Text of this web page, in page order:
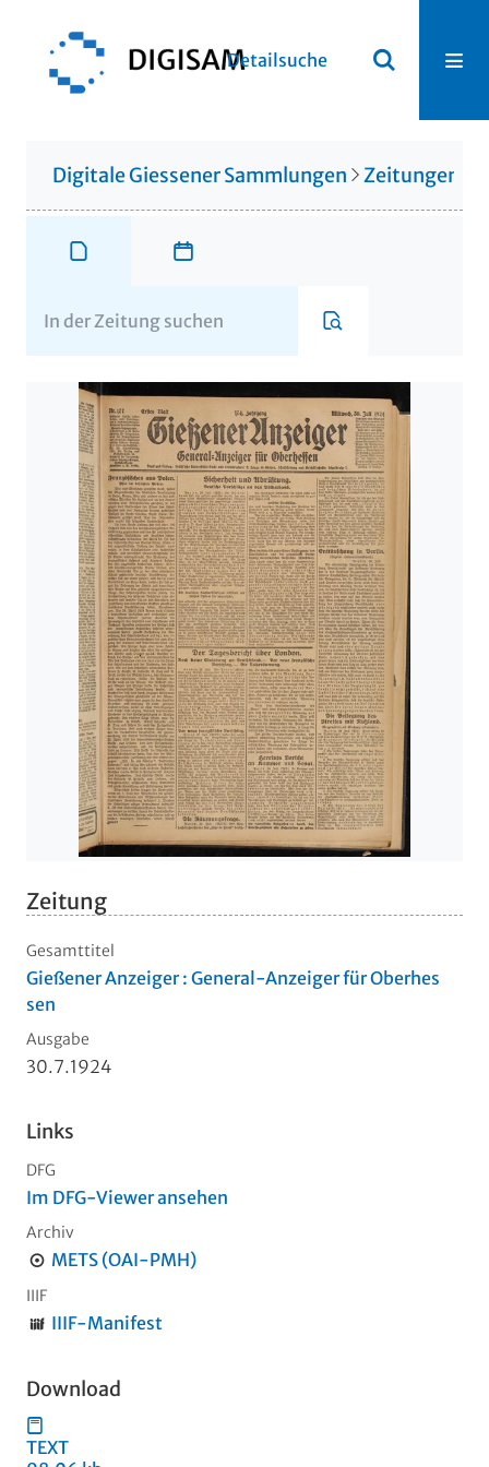
Detailsuche
Digitale Giessener Sammlungen Zeitungen
Zeitung
Gesamttitel
Gießener Anzeiger : General-Anzeiger für Oberhes
sen
Ausgabe
30.7.1924
Links
DFG
Im DFG-Viewer ansehen
Archiv
METS (OAI-PMH)
IIIF
IIIF-Manifest
Download
TEXT